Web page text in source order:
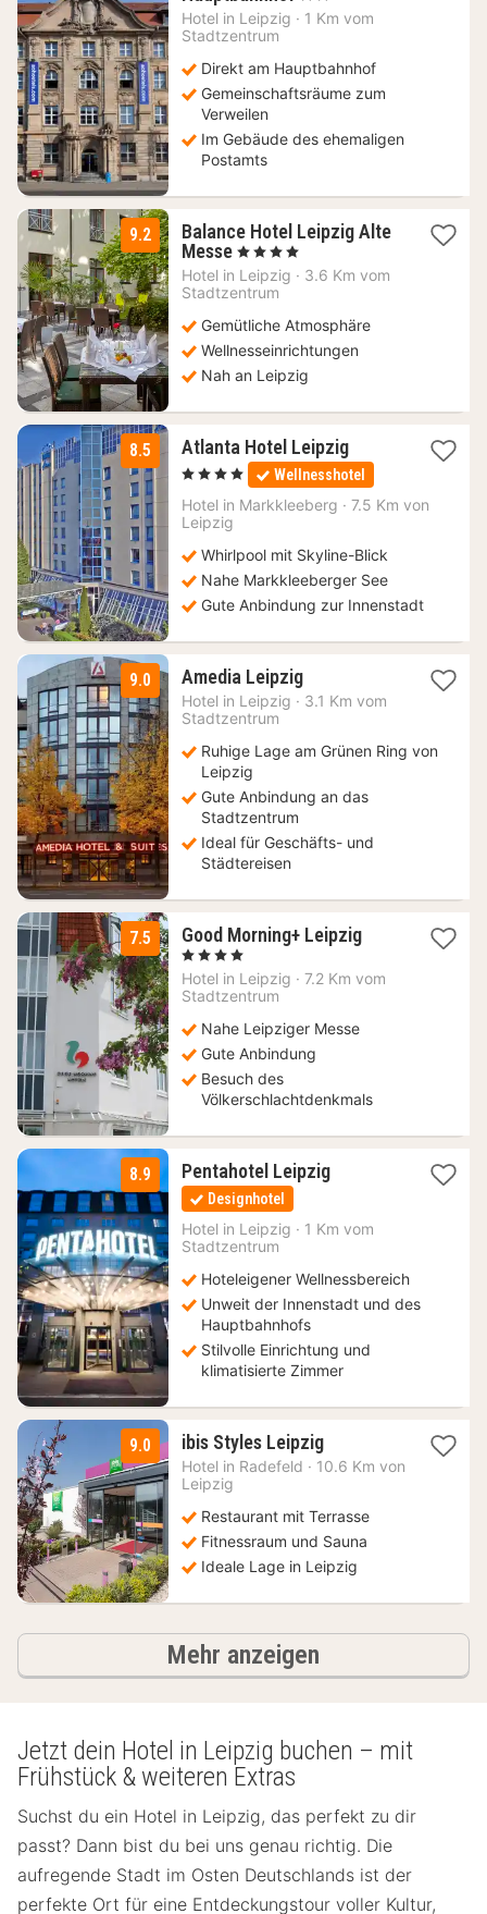
Nächte
€
Hotel in Leipzig · 1 Km vom
Stadtzentrum
Direkt am Hauptbahnhof
Gemeinschaftsräume zum
Verweilen
Im Gebäude des ehemaligen
Postamts
9.2
Balance Hotel Leipzig Alte
Messe 1
Nacht
ab
€
, 4 Sterne
Hotel in Leipzig · 3.6 Km vom
Stadtzentrum
Gemütliche Atmosphäre
Wellnesseinrichtungen
Nah an Leipzig
8.5 Atlanta Hotel Leipzig2
Nächte
ab
69
, 4 Sterne Wellnesshotel
Hotel in Markkleeberg · 7.5 Km von
Leipzig
Whirlpool mit Skyline-Blick
Nahe Markkleeberger See
Gute Anbindung zur Innenstadt
9.0 Amedia Leipzig1
Nacht
€
Hotel in Leipzig · 3.1 Km vom
Stadtzentrum
Ruhige Lage am Grünen Ring von
Leipzig
Gute Anbindung an das
Stadtzentrum
Ideal für Geschäfts- und
Städtereisen
7.5 Good Morning+ Leipzig1
ab
, 4 Sterne
Hotel in Leipzig · 7.2 Km vom
Stadtzentrum
Nahe Leipziger Messe
Gute Anbindung
Besuch des
Völkerschlachtdenkmals
8.9 Pentahotel Leipzig1
112,35
Designhotel
Hotel in Leipzig · 1 Km vom
Stadtzentrum
Hoteleigener Wellnessbereich
Unweit der Innenstadt und des
Hauptbahnhofs
Stilvolle Einrichtung und
klimatisierte Zimmer
9.0 ibis Styles Leipzig2
Nächte
€
Hotel in Radefeld · 10.6 Km von
Leipzig
Restaurant mit Terrasse
Fitnessraum und Sauna
Ideale Lage in Leipzig
Mehr anzeigen
Jetzt dein Hotel in Leipzig buchen – mit
Frühstück & weiteren Extras
Suchst du ein Hotel in Leipzig, das perfekt zu dir
passt? Dann bist du bei uns genau richtig. Die
aufregende Stadt im Osten Deutschlands ist der
perfekte Ort für eine Entdeckungstour voller Kultur,